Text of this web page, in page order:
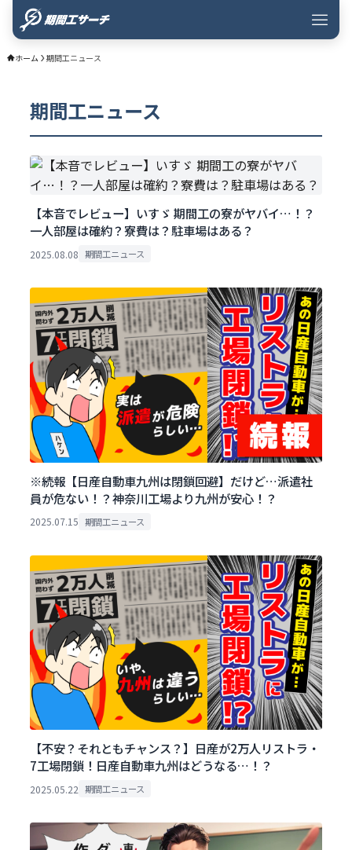
ホーム 期間工ニュース
期間工ニュース
【本音でレビュー】いすゞ 期間工の寮がヤバイ…！？
一人部屋は確約？寮費は？駐車場はある？
2025.08.08 期間工ニュース
※続報【日産自動車九州は閉鎖回避】だけど…派遣社
員が危ない！？神奈川工場より九州が安心！？
2025.07.15 期間工ニュース
【不安？それともチャンス？】日産が2万人リストラ・
7工場閉鎖！日産自動車九州はどうなる…！？
2025.05.22 期間工ニュース